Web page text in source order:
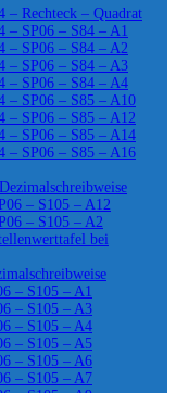
– Rechteck – Quadrat
– SP06 – S84 – A1
– SP06 – S84 – A2
– SP06 – S84 – A3
– SP06 – S84 – A4
– SP06 – S85 – A10
– SP06 – S85 – A12
– SP06 – S85 – A14
– SP06 – S85 – A16
– S105 – A12
– S105 – A2
bei
– S105 – A1
– S105 – A3
– S105 – A4
– S105 – A5
– S105 – A6
– S105 – A7